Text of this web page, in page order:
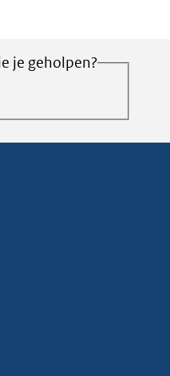
je geholpen?